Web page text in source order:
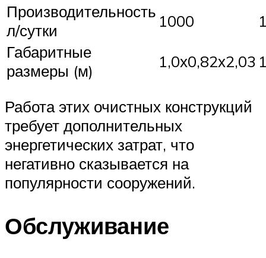
Производительность
л/сутки
1000
Габаритные
размеры (м)
1,0х0,82х2,03
Работа этих очистных конструкций
требует дополнительных
энергетических затрат, что
негативно сказывается на
популярности сооружений.
Обслуживание